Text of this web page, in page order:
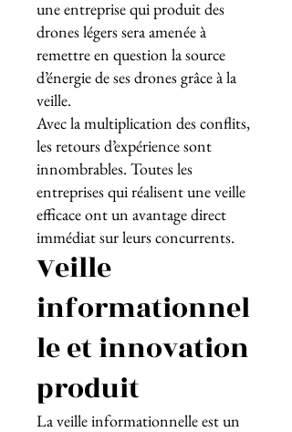
une entreprise qui produit des
drones légers sera amenée à
remettre en question la source
d’énergie de ses drones grâce à la
veille.
Avec la multiplication des conflits,
les retours d’expérience sont
innombrables. Toutes les
entreprises qui réalisent une veille
efficace ont un avantage direct
immédiat sur leurs concurrents.
Veille
informationnel
le et innovation
produit
La veille informationnelle est un